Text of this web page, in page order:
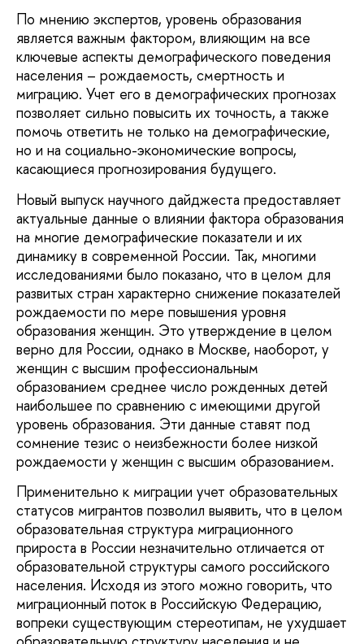
По мнению экспертов, уровень образования
является важным фактором, влияющим на все
ключевые аспекты демографического поведения
населения – рождаемость, смертность и
миграцию. Учет его в демографических прогнозах
позволяет сильно повысить их точность, а также
помочь ответить не только на демографические,
но и на социально-экономические вопросы,
касающиеся прогнозирования будущего.
Новый выпуск научного дайджеста предоставляет
актуальные данные о влиянии фактора образования
на многие демографические показатели и их
динамику в современной России. Так, многими
исследованиями было показано, что в целом для
развитых стран характерно снижение показателей
рождаемости по мере повышения уровня
образования женщин. Это утверждение в целом
верно для России, однако в Москве, наоборот, у
женщин с высшим профессиональным
образованием среднее число рожденных детей
наибольшее по сравнению с имеющими другой
уровень образования. Эти данные ставят под
сомнение тезис о неизбежности более низкой
рождаемости у женщин с высшим образованием.
Применительно к миграции учет образовательных
статусов мигрантов позволил выявить, что в целом
образовательная структура миграционного
прироста в России незначительно отличается от
образовательной структуры самого российского
населения. Исходя из этого можно говорить, что
миграционный поток в Российскую Федерацию,
вопреки существующим стереотипам, не ухудшает